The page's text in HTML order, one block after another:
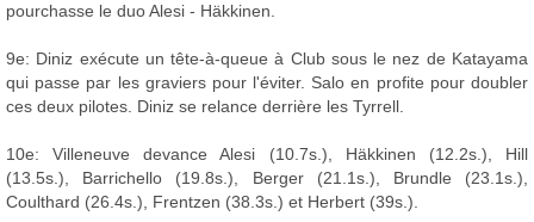
pourchasse le duo Alesi - Häkkinen.
9e: Diniz exécute un tête-à-queue à Club sous le nez de Katayama
qui passe par les graviers pour l'éviter. Salo en profite pour doubler
ces deux pilotes. Diniz se relance derrière les Tyrrell.
10e: Villeneuve devance Alesi (10.7s.), Häkkinen (12.2s.), Hill
(13.5s.), Barrichello (19.8s.), Berger (21.1s.), Brundle (23.1s.),
Coulthard (26.4s.), Frentzen (38.3s.) et Herbert (39s.).